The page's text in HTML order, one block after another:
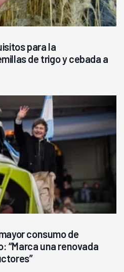
para la
de trigo y cebada a
consumo de
“Marca una renovada